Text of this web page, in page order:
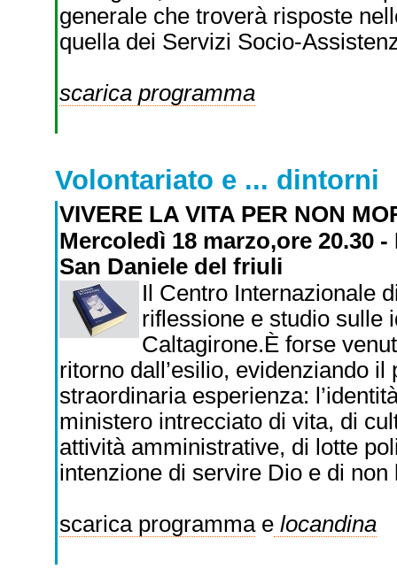
generale che troverà risposte
quella dei Servizi Socio-
scarica programma
Volontariato e ... dintorni
VIVERE LA VITA PER NON
Mercoledì 18 marzo,ore 20.30
San Daniele del friuli
Il Centro Internazionale
riflessione e studio sulle
Caltagirone.È forse
ritorno dall’esilio, evidenziando
straordinaria esperienza:
ministero intrecciato di vita, di
attività amministrative, di lotte
intenzione di servire Dio e di
scarica programmaelocandina